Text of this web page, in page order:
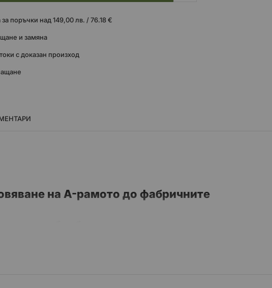
за поръчки над 149,00 лв. / 76.18 €
и замяна
с доказан произход
на A-рамото до фабричните
за възстановяване на едно